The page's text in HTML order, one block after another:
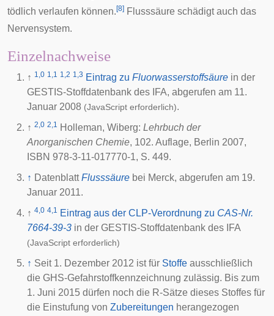
tödlich verlaufen können. [8] Flusssäure schädigt auch das
Nervensystem.
Einzelnachweise
↑ 1,0 1,1 1,2 1,3 Eintrag zu Fluorwasserstoffsäure in der
GESTIS-Stoffdatenbank des IFA, abgerufen am 11.
Januar 2008 (JavaScript erforderlich).
↑ 2,0 2,1 Holleman, Wiberg: Lehrbuch der
Anorganischen Chemie, 102. Auflage, Berlin 2007,
ISBN 978-3-11-017770-1, S. 449.
↑ DatenblattFlusssäure bei Merck, abgerufen am 19.
Januar 2011.
↑ 4,0 4,1 Eintrag aus der CLP-Verordnung zu CAS-Nr.
7664-39-3 in der GESTIS-Stoffdatenbank des IFA
(JavaScript erforderlich)
↑ Seit 1. Dezember 2012 ist für Stoffe ausschließlich
die GHS-Gefahrstoffkennzeichnung zulässig. Bis zum
1. Juni 2015 dürfen noch die R-Sätze dieses Stoffes für
die Einstufung von Zubereitungen herangezogen